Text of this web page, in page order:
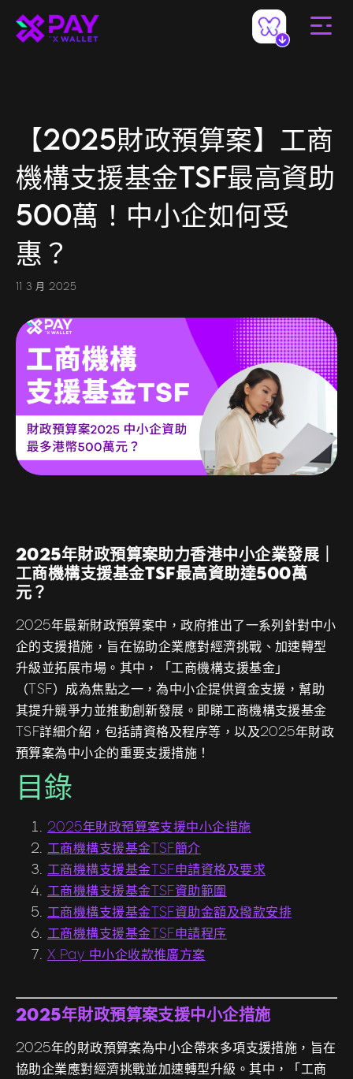
【2025財政預算案】工商
機構支援基金TSF最高資助
500萬！中小企如何受
惠？
11 3 月 2025
2025年財政預算案助力香港中小企業發展｜
工商機構支援基金TSF最高資助達500萬
元？
2025年最新財政預算案中，政府推出了一系列針對中小
企的支援措施，旨在協助企業應對經濟挑戰、加速轉型
升級並拓展市場。其中，「工商機構支援基金」
（TSF）成為焦點之一，為中小企提供資金支援，幫助
其提升競爭力並推動創新發展。即睇工商機構支援基金
TSF詳細介紹，包括請資格及程序等，以及2025年財政
預算案為中小企的重要支援措施！
目錄
2025年財政預算案支援中小企措施
工商機構支援基金TSF簡介
工商機構支援基金TSF申請資格及要求
工商機構支援基金TSF資助範圍
工商機構支援基金TSF資助金額及撥款安排
工商機構支援基金TSF申請程序
X Pay 中小企收款推廣方案
2025年財政預算案支援中小企措施
2025年的財政預算案為中小企帶來多項支援措施，旨在
協助企業應對經濟挑戰並加速轉型升級。其中，「工商